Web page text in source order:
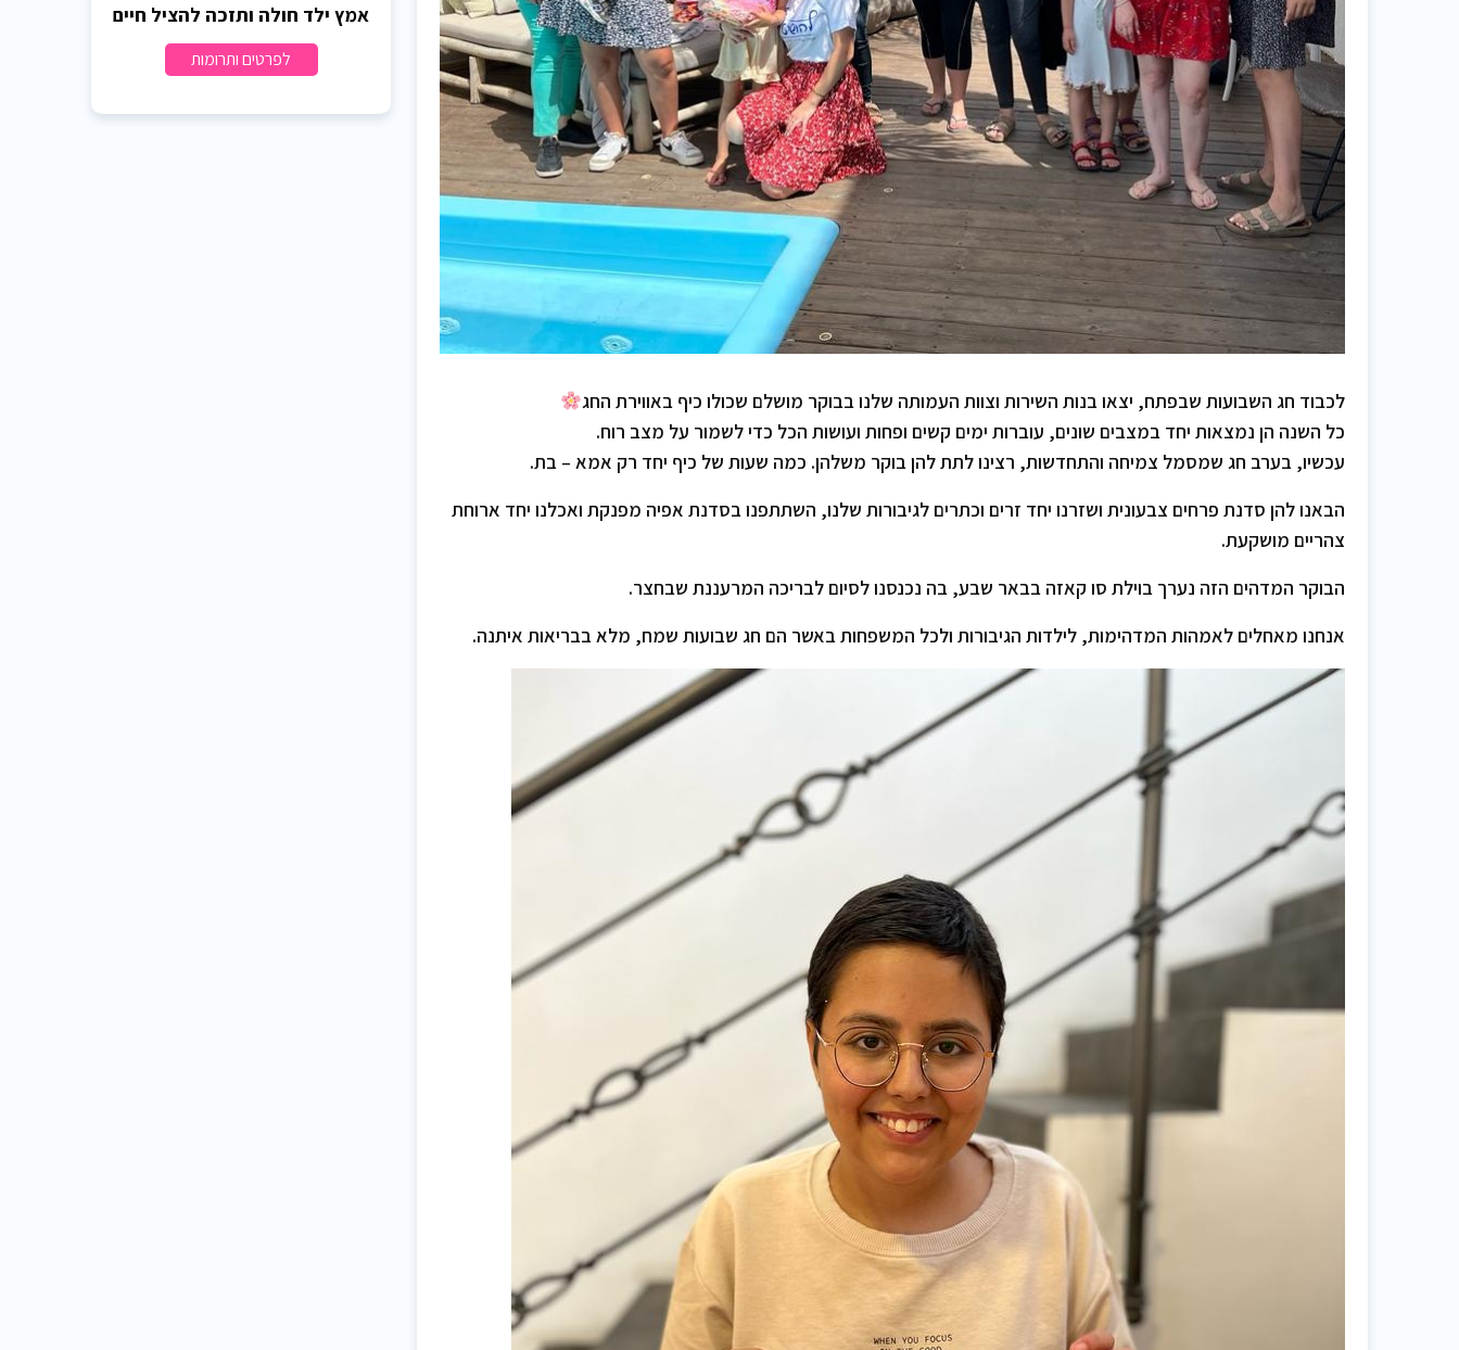
לכבוד חג השבועות שבפתח, יצאו בנות השירות וצוות העמותה שלנו בבוקר מושלם שכולו כיף באווירת החג
כל השנה הן נמצאות יחד במצבים שונים, עוברות ימים קשים ופחות ועושות הכל כדי לשמור על מצב רוח.
עכשיו, בערב חג שמסמל צמיחה והתחדשות, רצינו לתת להן בוקר משלהן. כמה שעות של כיף יחד רק אמא – בת.
הבאנו להן סדנת פרחים צבעונית ושזרנו יחד זרים וכתרים לגיבורות שלנו, השתתפנו בסדנת אפיה מפנקת ואכלנו יחד ארוחת
צהריים מושקעת.
הבוקר המדהים הזה נערך בוילת סו קאזה בבאר שבע, בה נכנסנו לסיום לבריכה המרעננת שבחצר.
אנחנו מאחלים לאמהות המדהימות, לילדות הגיבורות ולכל המשפחות באשר הם חג שבועות שמח, מלא בבריאות איתנה.
אמץ ילד חולה ותזכה להציל חיים
לפרטים ותרומות